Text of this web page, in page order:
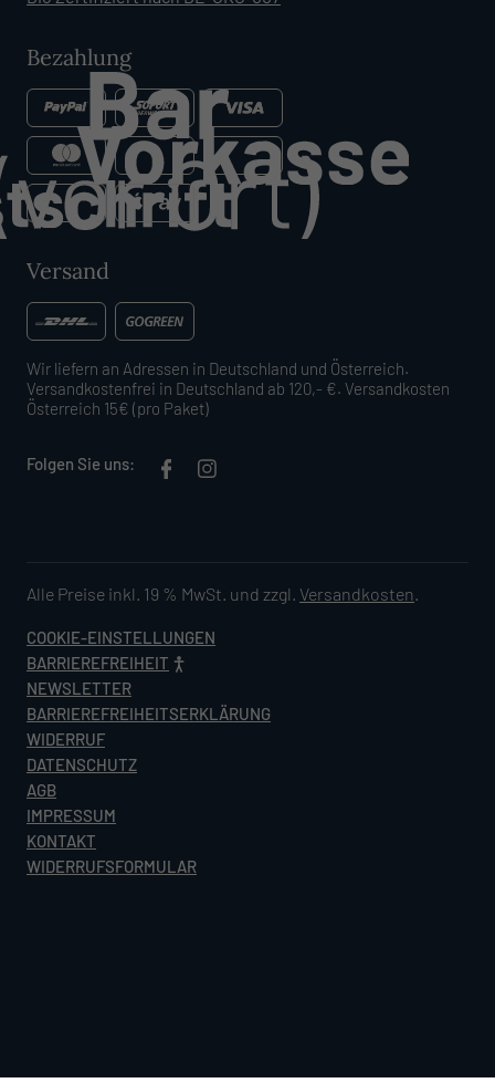
Bezahlung
Versand
Wir liefern an Adressen in Deutschland und Österreich.
Versandkostenfrei in Deutschland ab 120,- €. Versandkosten
Österreich 15€ (pro Paket)
Folgen Sie uns:
Alle Preise inkl. 19 % MwSt. und zzgl. Versandkosten.
COOKIE-EINSTELLUNGEN
BARRIEREFREIHEIT
NEWSLETTER
BARRIEREFREIHEITSERKLÄRUNG
WIDERRUF
DATENSCHUTZ
AGB
IMPRESSUM
KONTAKT
WIDERRUFSFORMULAR